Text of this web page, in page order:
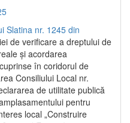
Slatina nr. 1245 din
de verificare a dreptului de
și acordarea
în coridorul de
Consiliului Local nr.
de utilitate publică
pentru
local „Construire